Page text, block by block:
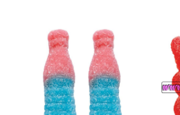
1,00€
hasta
5,00€